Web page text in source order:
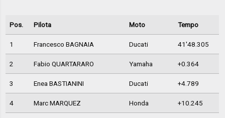
Pos. Pilota Moto Tempo
1 Francesco BAGNAIA Ducati 41'48.305
2 Fabio QUARTARARO Yamaha +0.364
3 Enea BASTIANINI Ducati +4.789
4 Marc MARQUEZ Honda +10.245